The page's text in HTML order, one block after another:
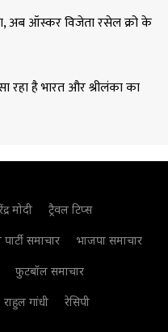
अब ऑस्कर विजेता रसेल क्रो के
रहा है भारत और श्रीलंका का
मोदी
ट्रैवल टिप्स
समाचार
भाजपा समाचार
फुटबॉल समाचार
राहुल गांधी
रेसिपी